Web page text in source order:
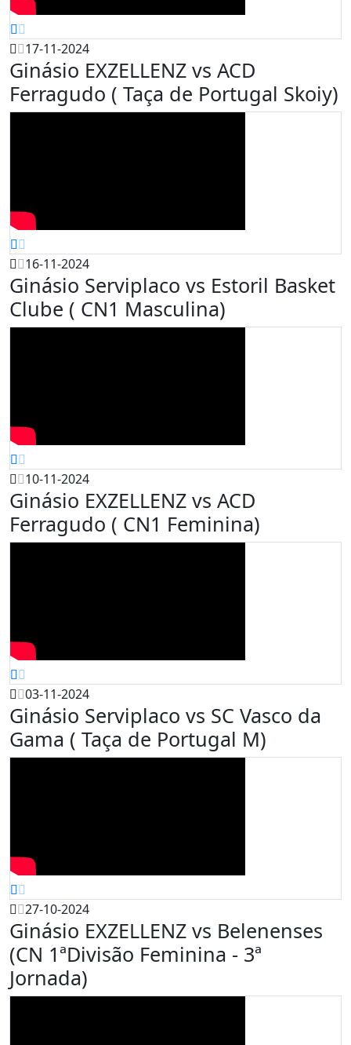
17-11-2024
Ginásio EXZELLENZ vs ACD
Ferragudo ( Taça de Portugal Skoiy)
16-11-2024
Ginásio Serviplaco vs Estoril Basket
Clube ( CN1 Masculina)
10-11-2024
Ginásio EXZELLENZ vs ACD
Ferragudo ( CN1 Feminina)
03-11-2024
Ginásio Serviplaco vs SC Vasco da
Gama ( Taça de Portugal M)
27-10-2024
Ginásio EXZELLENZ vs Belenenses
(CN 1ªDivisão Feminina - 3ª
Jornada)